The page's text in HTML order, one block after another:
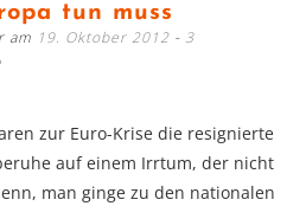
tun muss
am 19. Oktober 2012
3
zur Euro-Krise die resignierte
auf einem Irrtum, der nicht
man ginge zu den nationalen